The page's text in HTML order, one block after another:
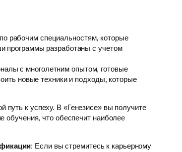
рабочим специальностям, которые
программы разработаны с учетом
с многолетним опытом, готовые
новые техники и подходы, которые
путь к успеху. В «Генезисе» вы получите
обучения, что обеспечит наиболее
: Если вы стремитесь к карьерному